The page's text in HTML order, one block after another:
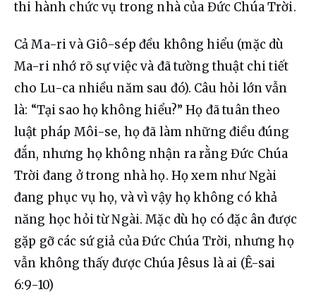
thi hành chức vụ trong nhà của Đức Chúa Trời.
Cả Ma-ri và Giô-sép đều không hiểu (mặc dù
Ma-ri nhớ rõ sự việc và đã tường thuật chi tiết
cho Lu-ca nhiều năm sau đó). Câu hỏi lớn vẫn
là: “Tại sao họ không hiểu?” Họ đã tuân theo
luật pháp Môi-se, họ đã làm những điều đúng
đắn, nhưng họ không nhận ra rằng Đức Chúa
Trời đang ở trong nhà họ. Họ xem như Ngài
đang phục vụ họ, và vì vậy họ không có khả
năng học hỏi từ Ngài. Mặc dù họ có đặc ân được
gặp gỡ các sứ giả của Đức Chúa Trời, nhưng họ
vẫn không thấy được Chúa Jêsus là ai (Ê-sai
6:9-10)